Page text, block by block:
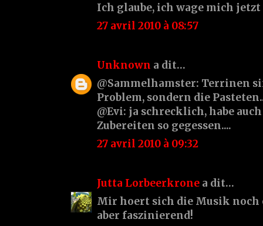
Ich glaube, ich wage mich jetzt
27 avril 2010 à 08:57
Unknown a dit…
@Sammelhamster: Terrinen
Problem, sondern die
@Evi: ja schrecklich, habe
Zubereiten so gegessen....
27 avril 2010 à 09:32
Jutta Lorbeerkrone a dit…
Mir hoert sich die Musik noch
aber faszinierend!